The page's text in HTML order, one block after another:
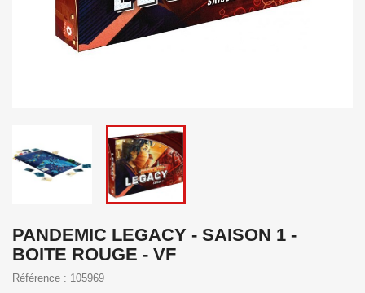
PANDEMIC LEGACY - SAISON 1 -
BOITE ROUGE - VF
Référence : 105969